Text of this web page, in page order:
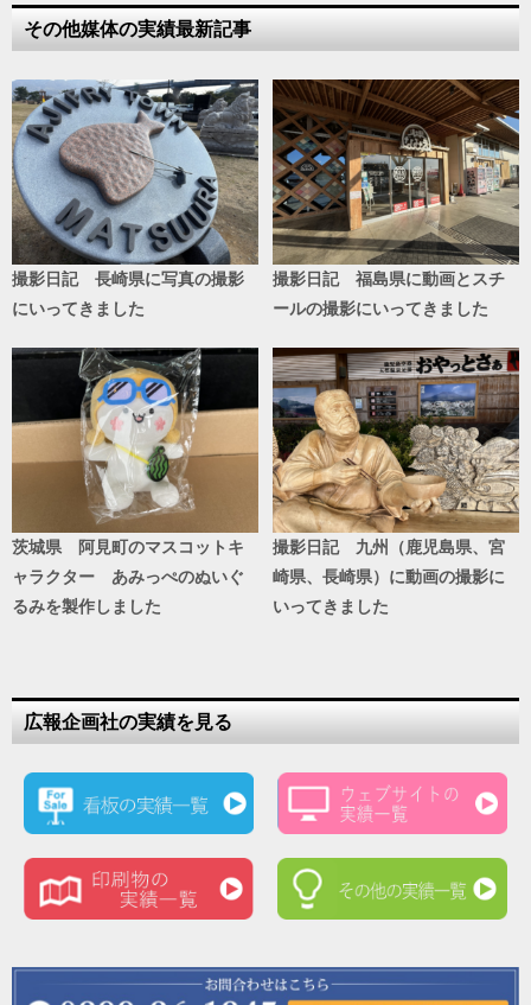
その他媒体の実績最新記事
撮影日記 長崎県に写真の撮影
にいってきました
撮影日記 福島県に動画とスチ
ールの撮影にいってきました
茨城県 阿見町のマスコットキ
ャラクター あみっぺのぬいぐ
るみを製作しました
撮影日記 九州（鹿児島県、宮
崎県、長崎県）に動画の撮影に
いってきました
広報企画社の実績を見る